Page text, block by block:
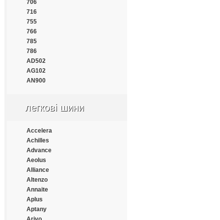
Continental
Cooper
Cooper Chengshan
Cossack
Cratos
CrossWind
Daewoo
Dayton
Debica
Distance
Double Happiness
Double Road
Doublestar
Doupro
Drivemaster
Dunlop
Duraturn
Durun
Eced
Ecovision
706
716
755
766
785
786
AD502
AG102
AN900
легкові шини
Accelera
Achilles
Advance
Aeolus
Alliance
Altenzo
Annaite
Aplus
Aptany